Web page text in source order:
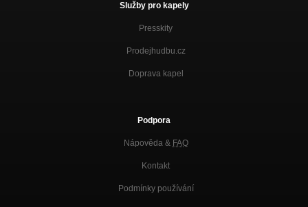
Služby pro kapely
Presskity
Prodejhudbu.cz
Doprava kapel
Podpora
Nápověda & FAQ
Kontakt
Podmínky používání